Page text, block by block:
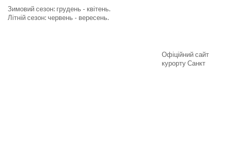
Зимовий сезон: грудень - квітень.
Літній сезон: червень - вересень.
Офіційний сайт
курорту Санкт